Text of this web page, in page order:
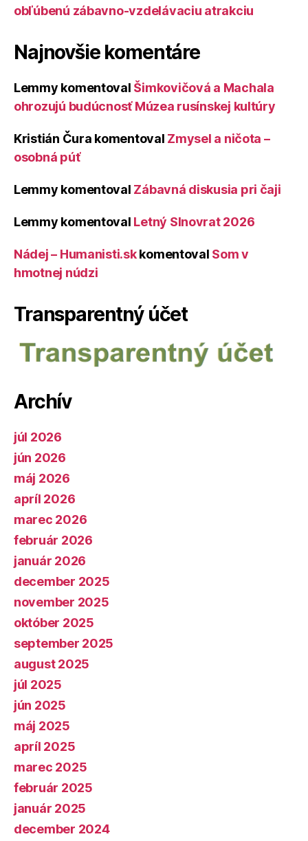
obľúbenú zábavno-vzdelávaciu atrakciu
Najnovšie komentáre
Lemmy komentoval Šimkovičová a Machala
ohrozujú budúcnosť Múzea rusínskej kultúry
Kristián Čura komentoval Zmysel a ničota –
osobná púť
Lemmy komentoval Zábavná diskusia pri čaji
Lemmy komentoval Letný Slnovrat 2026
Nádej – Humanisti.skkomentoval Som v
hmotnej núdzi
Transparentný účet
Archív
júl 2026
jún 2026
máj 2026
apríl 2026
marec 2026
február 2026
január 2026
december 2025
november 2025
október 2025
september 2025
august 2025
júl 2025
jún 2025
máj 2025
apríl 2025
marec 2025
február 2025
január 2025
december 2024